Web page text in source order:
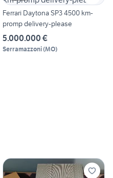
Ferrari Daytona SP3 4500 km-
promp delivery-please
5.000.000 €
Serramazzoni(MO)